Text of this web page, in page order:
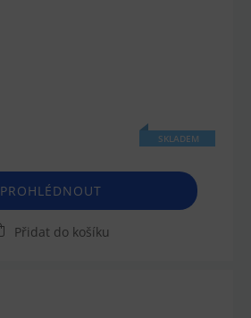
SKLADEM
PROHLÉDNOUT
Přidat do košíku